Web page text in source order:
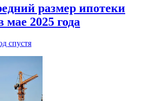
размер ипотеки
мае 2025 года
спустя